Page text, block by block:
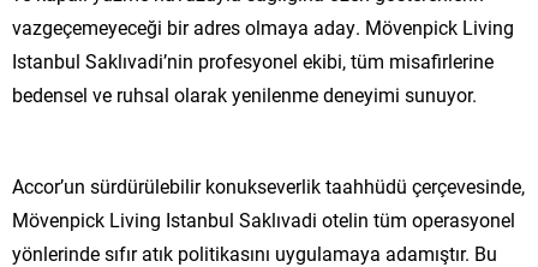
vazgeçemeyeceği bir adres olmaya aday. Mövenpick Living
Istanbul Saklıvadi’nin profesyonel ekibi, tüm misafirlerine
bedensel ve ruhsal olarak yenilenme deneyimi sunuyor.
Accor’un sürdürülebilir konukseverlik taahhüdü çerçevesinde,
Mövenpick Living Istanbul Saklıvadi otelin tüm operasyonel
yönlerinde sıfır atık politikasını uygulamaya adamıştır. Bu